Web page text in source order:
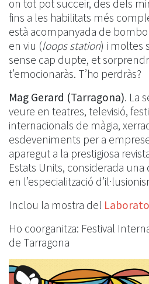
on tot pot succeir, des dels
fins a les habilitats més
està acompanyada de
en viu (loops station) i moltes
sense cap dupte, et
t’emocionaràs. T’ho perdràs?
Mag Gerard (Tarragona). La
veure en teatres, televisió,
internacionals de màgia,
esdeveniments per a
aparegut a la prestigiosa
Estats Units, considerada
en l’especialització
Inclou la mostra del
Ho coorganitza: Festival
de Tarragona